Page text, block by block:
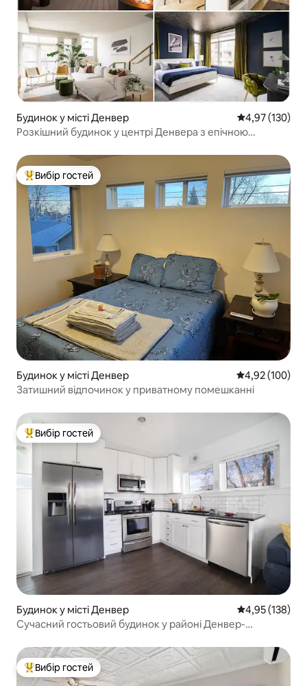
Будинок у місті Денвер Середня
4,97 (130)
Розкішний будинок у центрі Денвера з епічною
Топ вибір гостей
Вибір гостей
Будинок у місті Денвер Середня
4,92 (100)
Затишний відпочинок у приватному помешканні
Топ вибір гостей
Вибір гостей
Будинок у місті Денвер Середня
4,95 (138)
Сучасний гостьовий будинок у районі Денвер-
Топ вибір гостей
Вибір гостей